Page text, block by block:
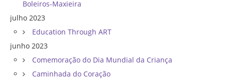
Boleiros-Maxieira
julho 2023
Education Through ART
junho 2023
Comemoração do Dia Mundial da Criança
Caminhada do Coração